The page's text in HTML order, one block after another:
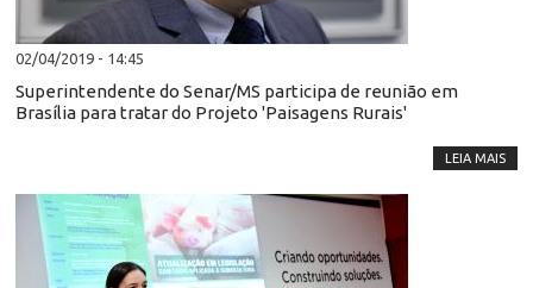
02/04/2019 - 14:45
Superintendente do Senar/MS participa de reunião em
Brasília para tratar do Projeto 'Paisagens Rurais'
LEIA MAIS